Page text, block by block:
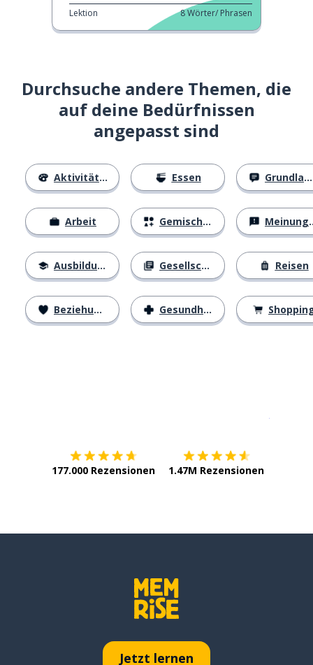
Lektion 8Wörter/ Phrasen
Durchsuche andere Themen, die
auf deine Bedürfnissen
angepasst sind
Aktivitäten
Arbeit
Ausbildung
Beziehungen
Essen
Gemischtes
Gesellschaft
Gesundheit
Grundlagen
Meinungen
Reisen
177.000 Rezensionen 1.47M Rezensionen
Jetzt lernen